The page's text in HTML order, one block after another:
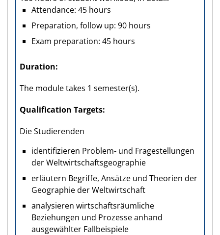
Attendance: 45 hours
Preparation, follow up: 90 hours
Exam preparation: 45 hours
Duration
The module takes 1 semester(s).
Qualification Targets
Die Studierenden
identifizieren Problem- und Fragestellungen
der Weltwirtschaftsgeographie
erläutern Begriffe, Ansätze und Theorien der
Geographie der Weltwirtschaft
analysieren wirtschaftsräumliche
Beziehungen und Prozesse anhand
ausgewählter Fallbeispiele